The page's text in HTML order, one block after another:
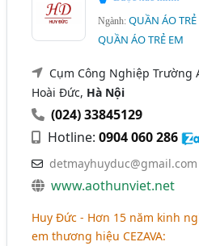
Ngành:QUẦN ÁO
QUẦN ÁO TRẺ EM
Cụm Công Nghiệp Trường
Hoài Đức, Hà Nội
(024) 33845129
Hotline:0904 060 286
detmayhuyduc@gmail.com
www.aothunviet.net
Huy Đức - Hơn 15 năm kinh
em thương hiệu CEZAVA: